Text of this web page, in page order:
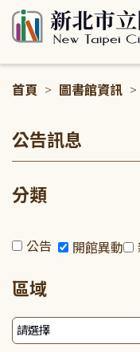
首頁 > 圖書館資訊
公告訊息
分類
公告 開館異動
區域